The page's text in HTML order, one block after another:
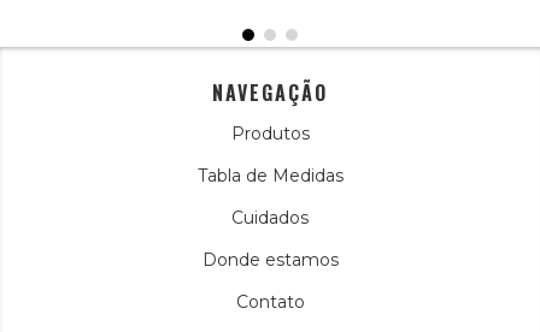
NAVEGAÇÃO
Produtos
Tabla de Medidas
Cuidados
Donde estamos
Contato